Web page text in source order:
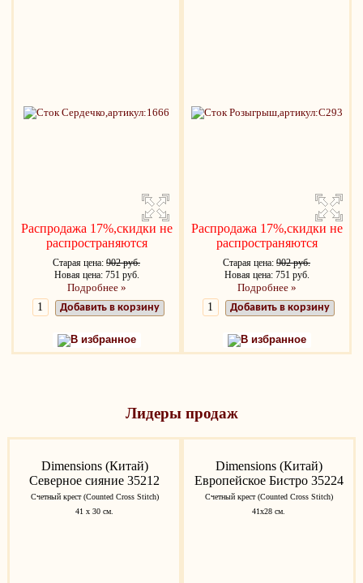
Распродажа 17%,скидки не
распространяются
Старая цена: 902 руб.
Новая цена: 751 руб.
Подробнее »
Добавить в корзину
В избранное
Распродажа 17%,скидки не
распространяются
Старая цена: 902 руб.
Новая цена: 751 руб.
Подробнее »
Добавить в корзину
В избранное
Лидеры продаж
Dimensions (Китай)
Северное сияние 35212
Счетный крест (Counted Cross Stitch)
41 х 30 см.
Dimensions (Китай)
Европейское Бистро 35224
Счетный крест (Counted Cross Stitch)
41x28 см.